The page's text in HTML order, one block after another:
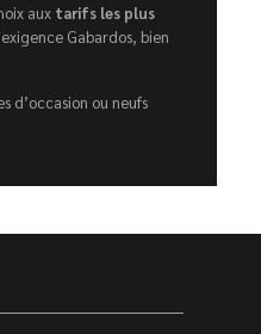
aux tarifs les plus
Gabardos, bien
d’occasion ou neufs